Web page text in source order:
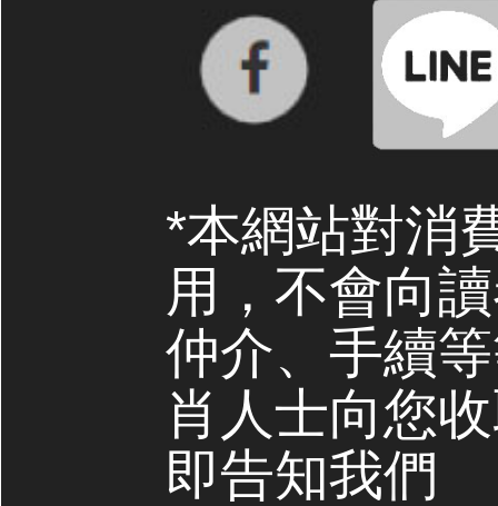
*本網站對消
用，不會向
仲介、手續
肖人士向您
即告知我們